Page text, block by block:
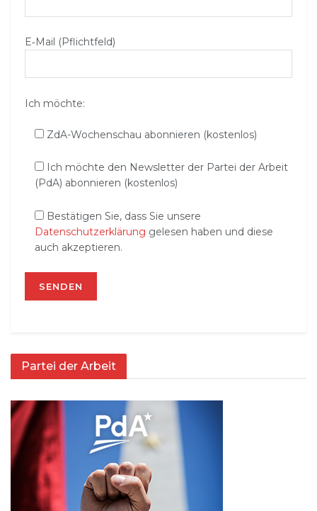
E‑Mail (Pflichtfeld)
Ich möchte:
ZdA-Wochenschau abonnieren (kostenlos)
Ich möchte den Newsletter der Partei der Arbeit
(PdA) abonnieren (kostenlos)
Bestätigen Sie, dass Sie unsere
Datenschutzerklärung gelesen haben und diese
auch akzeptieren.
Partei der Arbeit